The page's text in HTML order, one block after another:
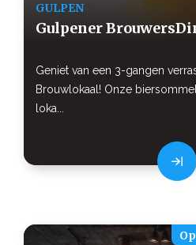
GULPEN
Gulpener
Geniet van een 3-gangen
Brouwlokaal! Onze
loka...